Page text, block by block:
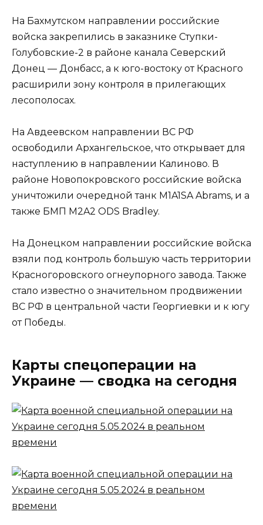
На Бахмутском направлении российские
войска закрепились в заказнике Ступки-
Голубовские-2 в районе канала Северский
Донец — Донбасс, а к юго-востоку от Красного
расширили зону контроля в прилегающих
лесополосах.
На Авдеевском направлении ВС РФ
освободили Архангельское, что открывает для
наступлению в направлении Калиново. В
районе Новопокровского российские войска
уничтожили очередной танк М1A1SA Abrams, и а
также БМП M2A2 ODS Bradley.
На Донецком направлении российские войска
взяли под контроль большую часть территории
Красногоровского огнеупорного завода. Также
стало известно о значительном продвижении
ВС РФ в центральной части Георгиевки и к югу
от Победы.
Карты спецоперации на
Украине — сводка на сегодня